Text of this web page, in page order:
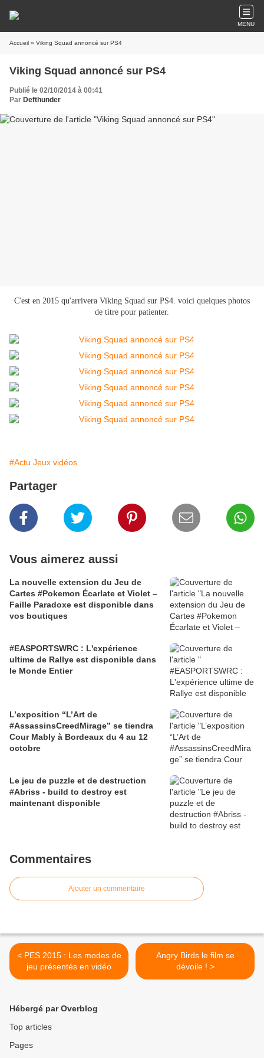
MENU
Accueil » Viking Squad annoncé sur PS4
Viking Squad annoncé sur PS4
Publié le 02/10/2014 à 00:41
Par Defthunder
C'est en 2015 qu'arrivera Viking Squad sur PS4. voici quelques photos
de titre pour patienter.
#Actu Jeux vidéos
Partager
Vous aimerez aussi
La nouvelle extension du Jeu de
Cartes #Pokemon Écarlate et Violet –
Faille Paradoxe est disponible dans
vos boutiques
#EASPORTSWRC : L'expérience
ultime de Rallye est disponible dans
le Monde Entier
L’exposition “L’Art de
#AssassinsCreedMirage” se tiendra
Cour Mably à Bordeaux du 4 au 12
octobre
Le jeu de puzzle et de destruction
#Abriss - build to destroy est
maintenant disponible
Commentaires
Ajouter un commentaire
< PES 2015 : Les modes de
jeu présentés en vidéo
Angry Birds le film se
dévoile !‏ >
Hébergé par Overblog
Top articles
Pages